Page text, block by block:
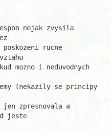
nejak zvysila
poskozeni rucne
mozno i neduvodnych
(nekazily se principy
jen zpresnovala a
jeste